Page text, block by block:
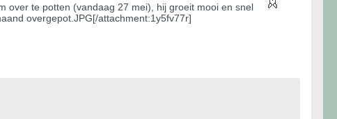
over te potten (vandaag 27 mei), hij groeit mooi en snel
overgepot.JPG[/attachment:1y5fv77r]